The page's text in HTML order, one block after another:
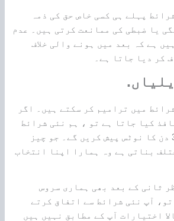
پہلے ہی کسی خاص حق کی ذمہ
یا ضبطی کی ممانعت کرتی ہیں۔ عدم
ہے کہ بعد میں ہونے والی خلاف
کر دیا جاتا ہے۔
میں ترامیم کر سکتے ہیں۔ اگر
کیا جاتا ہے تو ، ہم نئی شرائط
کے نفاذ سے پہلے 30 دن کا نوٹس پیش کریں گے۔ جو چیز
بناتی ہے وہ ہمارا اپنا انتخاب
ثانی کے بعد بھی ہماری سروس
آپ نئی شرائط سے اتفاق کرتے
اختیارات آپ کے مطابق نہیں ہیں